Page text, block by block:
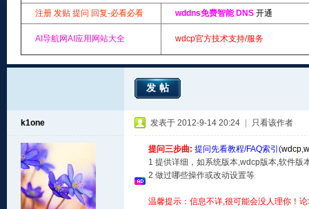
注册 发贴 提问 回复-必看必看 wddns免费智能 DNS 开通
AI导航网AI应用网站大全 wdcp官方技术支持/服务
发帖
k1one 发表于 2012-9-14 20:24 只看该作者
提问三步曲: 提问先看教程/FAQ索引(wdcp,
1 提供详细，如系统版本,wdcp版本,软件版
2 做过哪些操作或改动设置等
温馨提示：信息不详,很可能会没人理你！